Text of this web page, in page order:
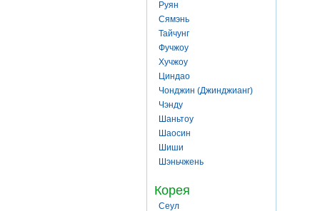
Руян
Сямэнь
Тайчунг
Фучжоу
Хучжоу
Циндао
Чонджин (Джинджианг)
Чэнду
Шаньтоу
Шаосин
Шиши
Шэньчжень
Корея
Сеул